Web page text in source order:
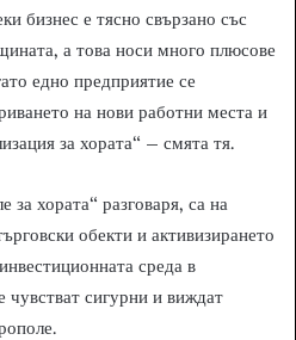
бизнес е тясно свързано със
а това носи много плюсове
едно предприятие се
на нови работни места и
за хората“ – смята тя.
хората“ разговаря, са на
обекти и активизирането
среда в
сигурни и виждат